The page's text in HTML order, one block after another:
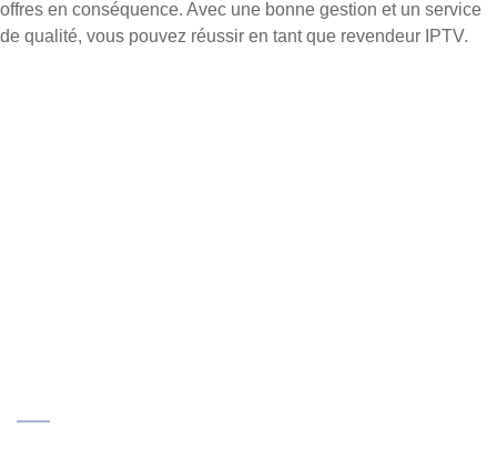
offres en conséquence. Avec une bonne gestion et un service
de qualité, vous pouvez réussir en tant que revendeur IPTV.